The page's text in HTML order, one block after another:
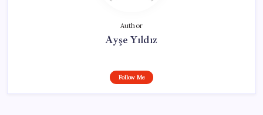
Author
Ayşe Yıldız
Follow Me